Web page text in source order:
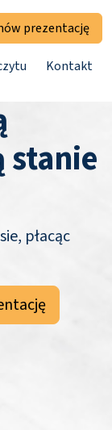
Kontakt
prezentację
stanie
płacąc